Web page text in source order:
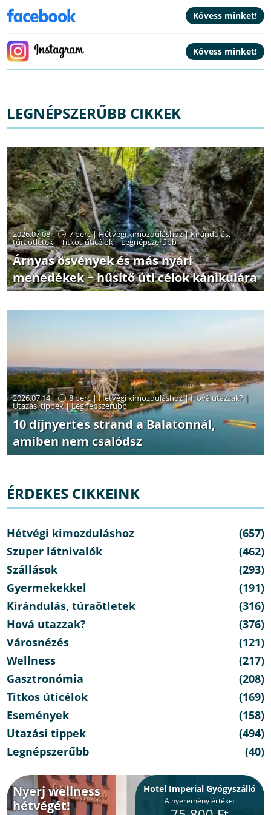
LEGNÉPSZERŰBB CIKKEK
2026.07.08 | 7 perc|Hétvégi kimozduláshoz|Kirándulás,
túraötletek|Titkos úticélok|Legnépszerűbb
Árnyas ösvények és más nyári
menedékek − hűsítő úti célok kánikulára
2026.07.14 | 8 perc|Hétvégi kimozduláshoz|Hová utazzak? |
Utazási tippek|Legnépszerűbb
10 díjnyertes strand a Balatonnál,
amiben nem csalódsz
ÉRDEKES CIKKEINK
Hétvégi kimozduláshoz
(657)
Szuper látnivalók
(462)
Szállások
(293)
Gyermekekkel
(191)
Kirándulás, túraötletek
(316)
Hová utazzak?
(376)
Városnézés
(121)
Wellness
(217)
Gasztronómia
(208)
Titkos úticélok
(169)
Események
(158)
Utazási tippek
(494)
Legnépszerűbb
(40)
Nyerj wellness
hétvégét!
Hotel Imperial Gyógyszálló
A nyeremény értéke: